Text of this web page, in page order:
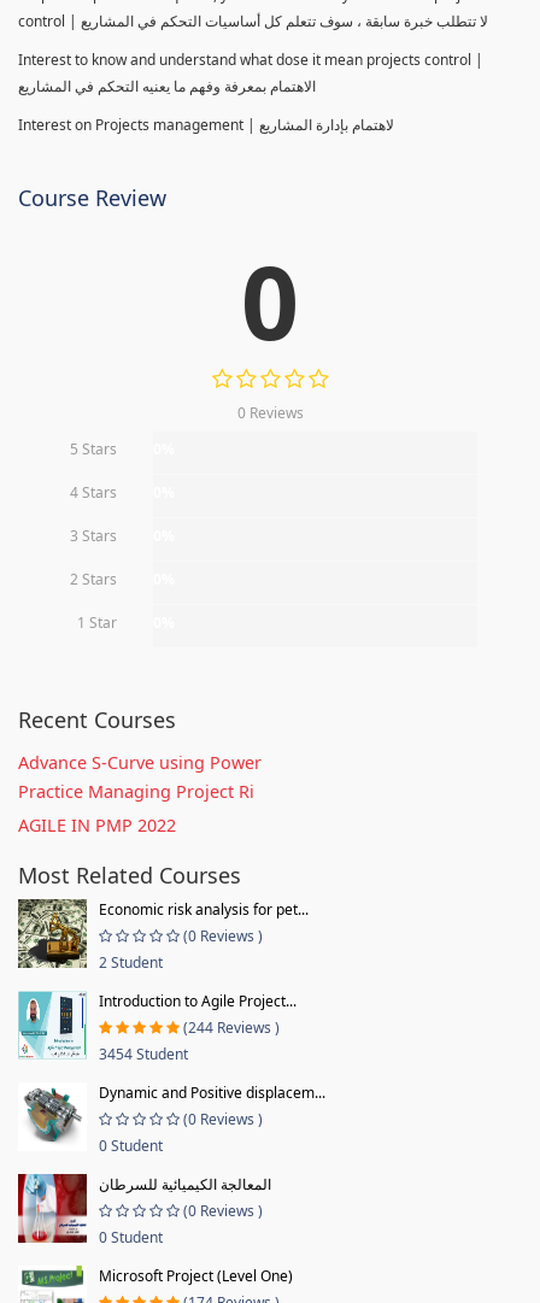
control | لا تتطلب خبرة سابقة ، سوف تتعلم كل أساسيات التحكم في المشاريع
Interest to know and understand what dose it mean projects control |
الاهتمام بمعرفة وفهم ما يعنيه التحكم في المشاريع
Interest on Projects management | لاهتمام بإدارة المشاريع
Course Review
0
0 Reviews
5 Stars
4 Stars
3 Stars
2 Stars
1 Star
Recent Courses
Advance S-Curve using Power
Practice Managing Project Ri
AGILE IN PMP 2022
Most Related Courses
Economic risk analysis for pet...
(0 Reviews )
2 Student
Introduction to Agile Project...
(244 Reviews )
3454 Student
Dynamic and Positive displacem...
(0 Reviews )
0 Student
المعالجة الكيميائية للسرطان
(0 Reviews )
0 Student
Microsoft Project (Level One)